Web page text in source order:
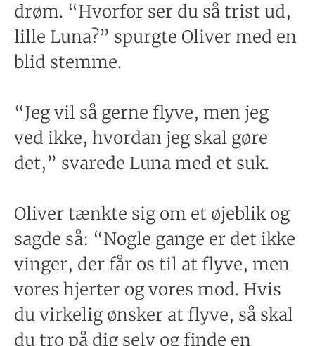
drøm. “Hvorfor ser du så trist ud,
lille Luna?” spurgte Oliver med en
blid stemme.
“Jeg vil så gerne flyve, men jeg
ved ikke, hvordan jeg skal gøre
det,” svarede Luna med et suk.
Oliver tænkte sig om et øjeblik og
sagde så: “Nogle gange er det ikke
vinger, der får os til at flyve, men
vores hjerter og vores mod. Hvis
du virkelig ønsker at flyve, så skal
du tro på dig selv og finde en